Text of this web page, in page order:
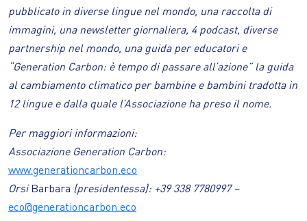
pubblicato in diverse lingue nel mondo, una raccolta di
immagini, una newsletter giornaliera, 4 podcast, diverse
partnership nel mondo, una guida per educatori e
“Generation Carbon: è tempo di passare all’azione” la guida
al cambiamento climatico per bambine e bambini tradotta in
12 lingue e dalla quale l’Associazione ha preso il nome.
Per maggiori informazioni:
Associazione Generation Carbon:
www.generationcarbon.eco
OrsiBarbara (presidentessa): +39 338 7780997 –
eco@generationcarbon.eco